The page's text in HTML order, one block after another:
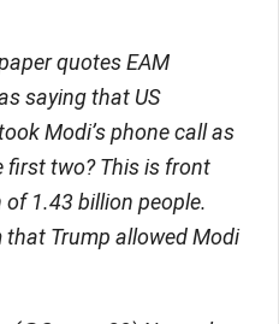
quotes EAM
saying that US
Modi’s phone call as
first two? This is front
1.43 billion people.
Trump allowed Modi